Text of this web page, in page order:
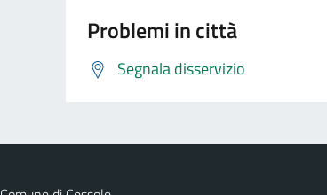
Problemi in città
Segnala disservizio